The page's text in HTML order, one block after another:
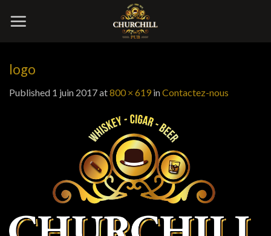
logo
Published 1 juin 2017at800 × 619 inContactez-nous